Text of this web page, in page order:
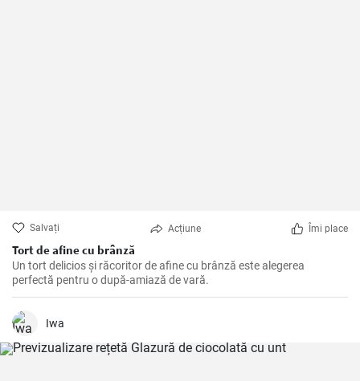
Salvați Acțiune Îmi place
Tort de afine cu brânză
Un tort delicios și răcoritor de afine cu brânză este alegerea
perfectă pentru o după-amiază de vară.
Iwa